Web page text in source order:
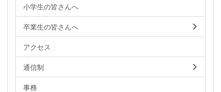
小学生の皆さんへ
卒業生の皆さんへ
アクセス
通信制
事務